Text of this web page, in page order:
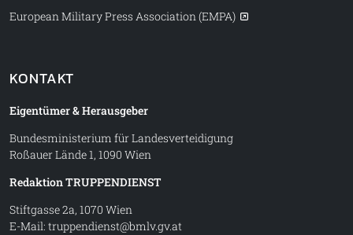
European Military Press Association (EMPA)
KONTAKT
Eigentümer & Herausgeber
Bundesministerium für Landesverteidigung
Roßauer Lände 1, 1090 Wien
Redaktion TRUPPENDIENST
Stiftgasse 2a, 1070 Wien
E-Mail: truppendienst@bmlv.gv.at